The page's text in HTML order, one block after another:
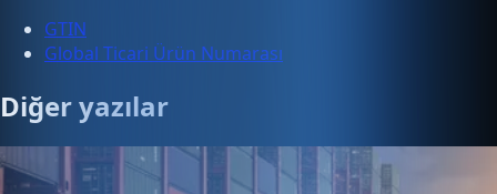
GTIN
Global Ticari Ürün Numarası
Diğer yazılar